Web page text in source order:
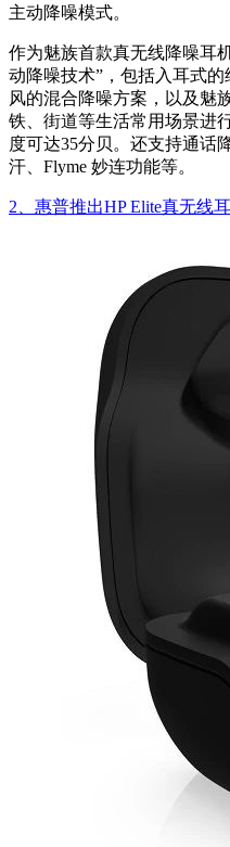
主动降噪模式。
作为魅族首款真无线降噪耳
动降噪技术”，包括入耳式
风的混合降噪方案，以及魅
铁、街道等生活常用场景进
度可达35分贝。还支持通话
汗、Flyme 妙连功能等。
2、惠普推出HP Elite真无线